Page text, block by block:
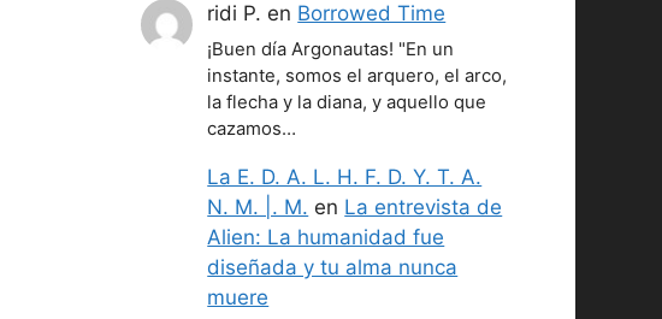
ridi P. en Borrowed Time
¡Buen día Argonautas! "En un
instante, somos el arquero, el arco,
la flecha y la diana, y aquello que
cazamos…
La E. D. A. L. H. F. D. Y. T. A.
N. M. |. M. en La entrevista de
Alien: La humanidad fue
diseñada y tu alma nunca
muere